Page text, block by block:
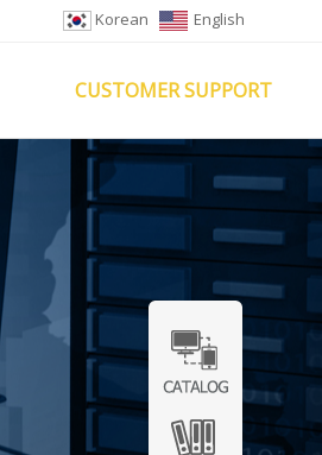
Korean English
CUSTOMER SUPPORT